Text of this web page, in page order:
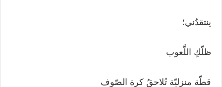
ينتقدُني؛
ظلّكِ اللَّعوب
قطّة منزليّة تُلاحقُ كرة الصّوف